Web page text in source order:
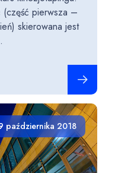
pierwsza –
skierowana jest
października 2018